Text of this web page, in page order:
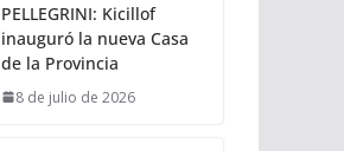
PELLEGRINI: Kicillof
inauguró la nueva Casa
de la Provincia
8 de julio de 2026